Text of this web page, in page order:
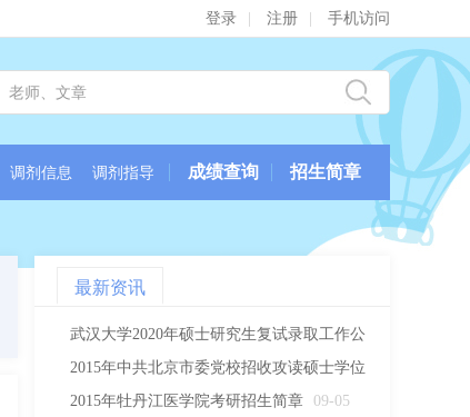
登录 注册 手机访问
调剂信息 调剂指导 成绩查询 招生简章
最新资讯
武汉大学2020年硕士研究生复试录取工作公
告 09-09
2015年中共北京市委党校招收攻读硕士学位
研究生简章 09-05
2015年牡丹江医学院考研招生简章
09-05